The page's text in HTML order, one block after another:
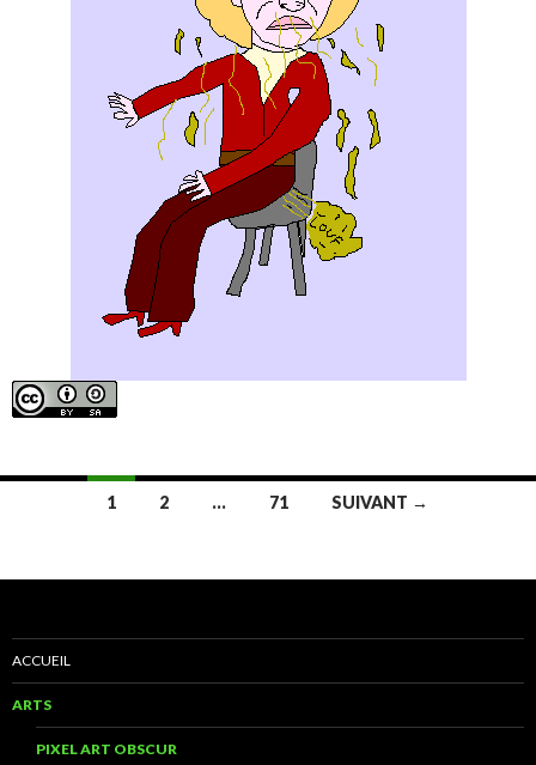
Navigation
sein
articles
1 2 … 71 SUIVANT →
ACCUEIL
ARTS
PIXEL ART OBSCUR